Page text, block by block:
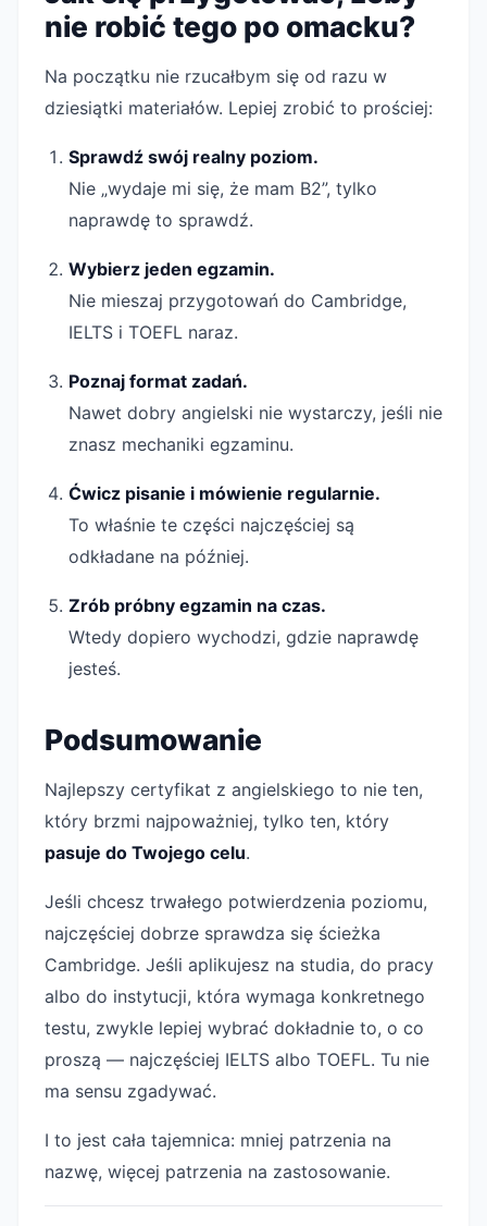
nie robić tego po omacku?
Na początku nie rzucałbym się od razu w
dziesiątki materiałów. Lepiej zrobić to prościej:
Sprawdź swój realny poziom.
Nie „wydaje mi się, że mam B2”, tylko
naprawdę to sprawdź.
Wybierz jeden egzamin.
Nie mieszaj przygotowań do Cambridge,
IELTS i TOEFL naraz.
Poznaj format zadań.
Nawet dobry angielski nie wystarczy, jeśli nie
znasz mechaniki egzaminu.
Ćwicz pisanie i mówienie regularnie.
To właśnie te części najczęściej są
odkładane na później.
Zrób próbny egzamin na czas.
Wtedy dopiero wychodzi, gdzie naprawdę
jesteś.
Podsumowanie
Najlepszy certyfikat z angielskiego to nie ten,
który brzmi najpoważniej, tylko ten, który
pasuje do Twojego celu.
Jeśli chcesz trwałego potwierdzenia poziomu,
najczęściej dobrze sprawdza się ścieżka
Cambridge. Jeśli aplikujesz na studia, do pracy
albo do instytucji, która wymaga konkretnego
testu, zwykle lepiej wybrać dokładnie to, o co
proszą — najczęściej IELTS albo TOEFL. Tu nie
ma sensu zgadywać.
I to jest cała tajemnica: mniej patrzenia na
nazwę, więcej patrzenia na zastosowanie.